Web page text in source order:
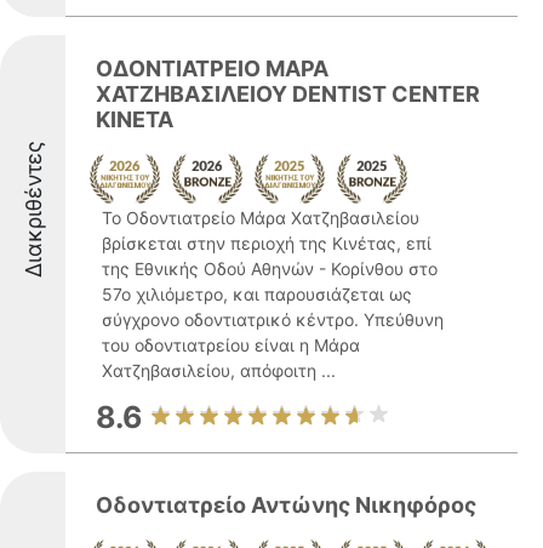
Διακριθέντες
ΟΔΟΝΤΙΑΤΡΕΙΟ ΜΑΡΑ
ΧΑΤΖΗΒΑΣΙΛΕΙΟΥ DENTIST CENTER
KINETA
Το Οδοντιατρείο Μάρα Χατζηβασιλείου
βρίσκεται στην περιοχή της Κινέτας, επί
της Εθνικής Οδού Αθηνών - Κορίνθου στο
57ο χιλιόμετρο, και παρουσιάζεται ως
σύγχρονο οδοντιατρικό κέντρο. Υπεύθυνη
του οδοντιατρείου είναι η Μάρα
Χατζηβασιλείου, απόφοιτη ...
8.6
Οδοντιατρείο Αντώνης Νικηφόρος